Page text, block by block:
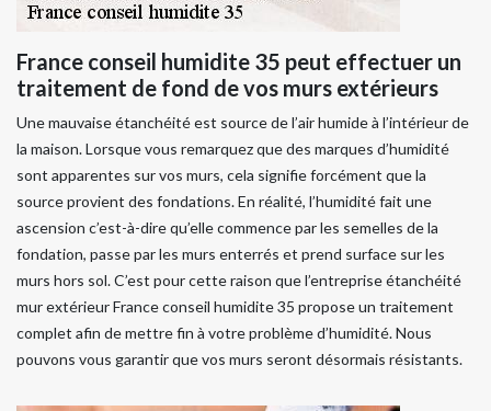
France conseil humidite 35 peut effectuer un
traitement de fond de vos murs extérieurs
Une mauvaise étanchéité est source de l’air humide à l’intérieur de
la maison. Lorsque vous remarquez que des marques d’humidité
sont apparentes sur vos murs, cela signifie forcément que la
source provient des fondations. En réalité, l’humidité fait une
ascension c’est-à-dire qu’elle commence par les semelles de la
fondation, passe par les murs enterrés et prend surface sur les
murs hors sol. C’est pour cette raison que l’entreprise étanchéité
mur extérieur France conseil humidite 35 propose un traitement
complet afin de mettre fin à votre problème d’humidité. Nous
pouvons vous garantir que vos murs seront désormais résistants.